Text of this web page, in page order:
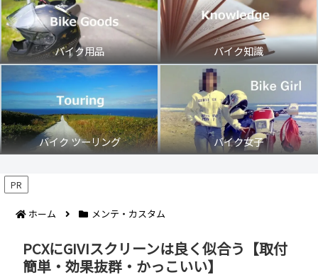
バイク用品 バイク知識
バイク ツーリング バイク女子
PR
ホーム メンテ・カスタム
PCXにGIVIスクリーンは良く似合う【取付
簡単・効果抜群・かっこいい】